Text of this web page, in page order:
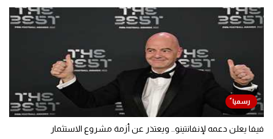
فيفا يعلن دعمه لإنفانتينو.. ويعتذر عن أزمة مشروع الاستثمار